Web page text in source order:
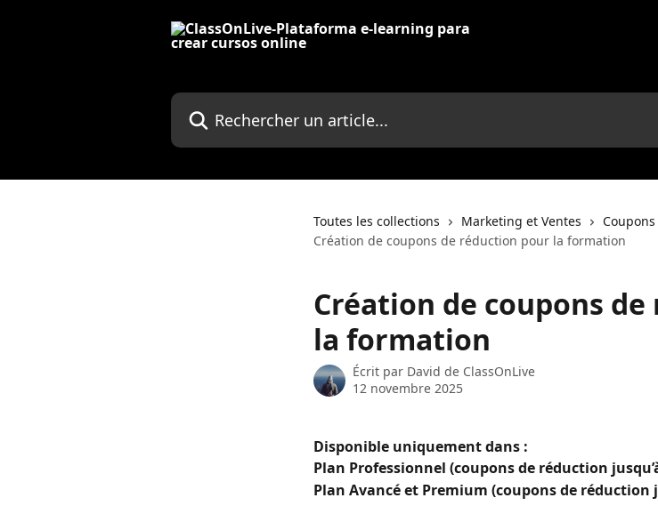
Rechercher un article...
Toutes les collections Marketing et Ventes
Création de coupons de réduction pour la formation
Création de coupons
la formation
Écrit par David de ClassOnLive
12 novembre 2025
Disponible uniquement dans :
Plan Professionnel (coupons de réduction
Plan Avancé et Premium (coupons de réduction